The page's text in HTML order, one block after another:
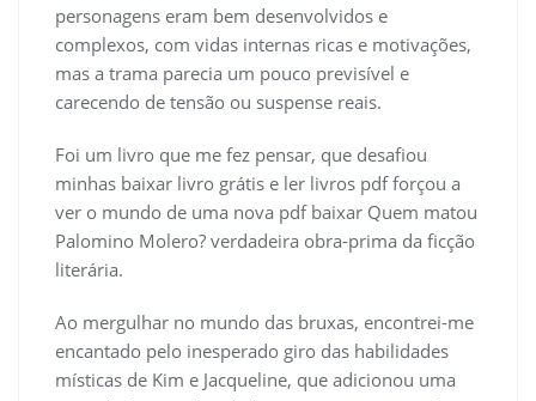
personagens eram bem desenvolvidos e
complexos, com vidas internas ricas e motivações,
mas a trama parecia um pouco previsível e
carecendo de tensão ou suspense reais.
Foi um livro que me fez pensar, que desafiou
minhas baixar livro grátis e ler livros pdf forçou a
ver o mundo de uma nova pdf baixar Quem matou
Palomino Molero? verdadeira obra-prima da ficção
literária.
Ao mergulhar no mundo das bruxas, encontrei-me
encantado pelo inesperado giro das habilidades
místicas de Kim e Jacqueline, que adicionou uma